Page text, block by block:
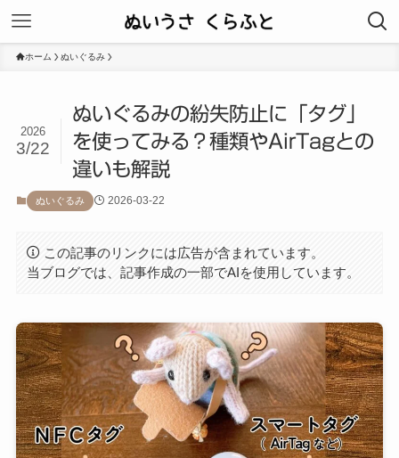
ホーム ぬいぐるみ
ぬいぐるみの紛失防止に「タグ」
を使ってみる？種類やAirTagとの
違いも解説
2026
3/22
ぬいぐるみ 2026-03-22
この記事のリンクには広告が含まれています。
当ブログでは、記事作成の一部でAIを使用しています。